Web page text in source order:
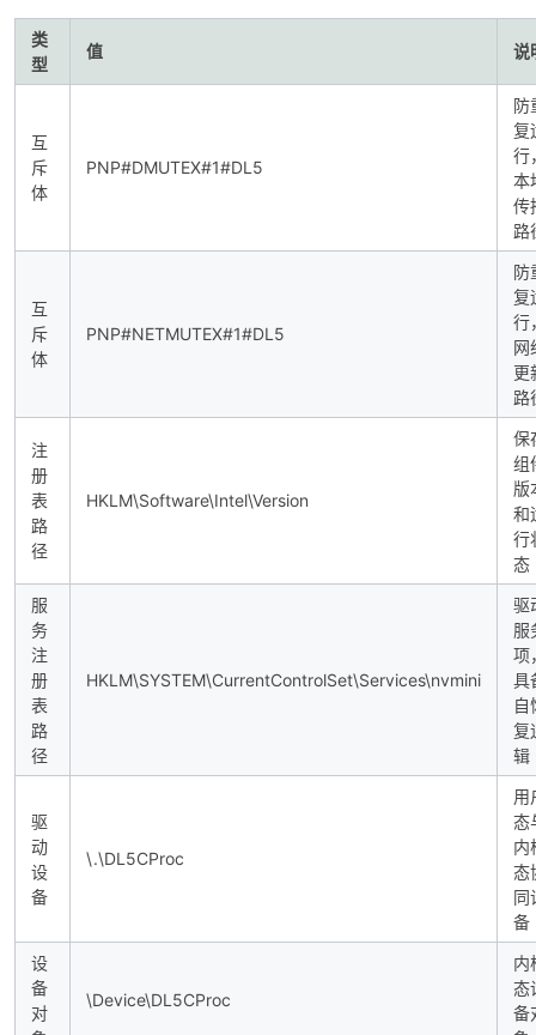
类
型
值 说
互
斥
体
PNP#DMUTEX#1#DL5
防
复
行
本
传
路
互
斥
体
PNP#NETMUTEX#1#DL5
防
复
行
网
更
路
注
册
表
路
径
HKLM\Software\Intel\Version
保
组
版
和
行
态
服
务
注
册
表
路
径
HKLM\SYSTEM\CurrentControlSet\Services\nvmini
驱
服
项
具
自
复
辑
驱
动
设
备
\.\DL5CProc
用
态
内
态
同
备
设
备
对
\Device\DL5CProc
内
态
备